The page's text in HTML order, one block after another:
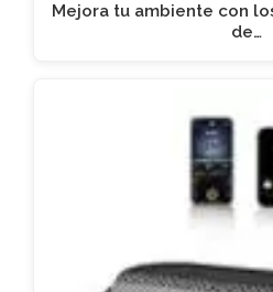
Mejora tu ambiente con
de…